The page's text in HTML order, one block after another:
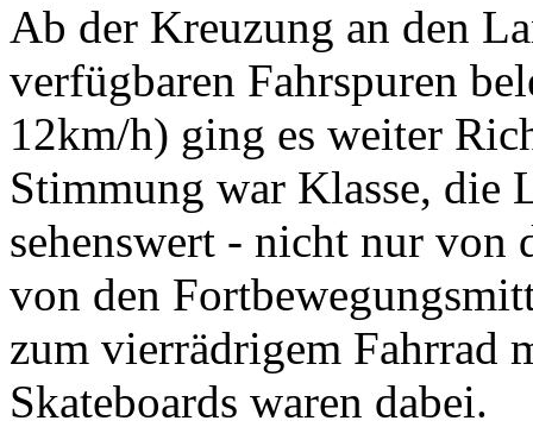
Ab der Kreuzung an den
verfügbaren Fahrspuren
12km/h) ging es weiter
Stimmung war Klasse, die
sehenswert - nicht nur von
von den
zum vierrädrigem Fahrrad
Skateboards waren dabei.